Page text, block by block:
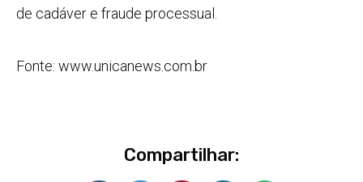
de cadáver e fraude processual.
Fonte: www.unicanews.com.br
Compartilhar: